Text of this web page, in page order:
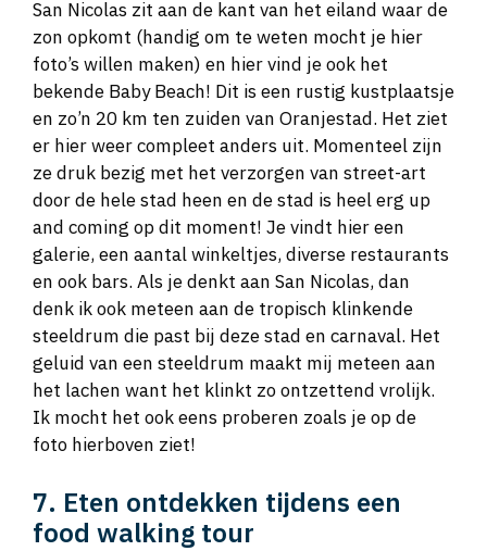
San Nicolas zit aan de kant van het eiland waar de
zon opkomt (handig om te weten mocht je hier
foto’s willen maken) en hier vind je ook het
bekende Baby Beach! Dit is een rustig kustplaatsje
en zo’n 20 km ten zuiden van Oranjestad. Het ziet
er hier weer compleet anders uit. Momenteel zijn
ze druk bezig met het verzorgen van street-art
door de hele stad heen en de stad is heel erg up
and coming op dit moment! Je vindt hier een
galerie, een aantal winkeltjes, diverse restaurants
en ook bars. Als je denkt aan San Nicolas, dan
denk ik ook meteen aan de tropisch klinkende
steeldrum die past bij deze stad en carnaval. Het
geluid van een steeldrum maakt mij meteen aan
het lachen want het klinkt zo ontzettend vrolijk.
Ik mocht het ook eens proberen zoals je op de
foto hierboven ziet!
7. Eten ontdekken tijdens een
food walking tour